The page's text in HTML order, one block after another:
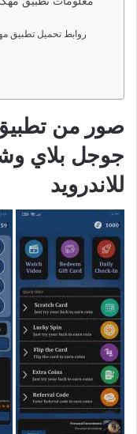
روابط تحميل تطبيق
صور من
جوجل بلاي
للاندرويد